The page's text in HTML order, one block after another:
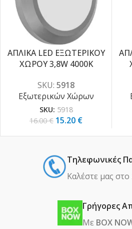
ΑΠΛΙΚΑ LED ΕΞΩΤΕΡΙΚΟΥ
ΧΩΡΟΥ 3,8W 4000K
SKU: 5918
Εξωτερικών Χώρων
SKU: 5918
16.00€ 15.20 €
Τηλεφωνικές
Καλέστε μας στο
Γρήγορες
Με BOX